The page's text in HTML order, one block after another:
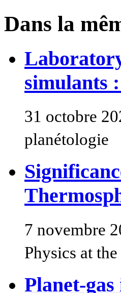
Dans la
simulants
31 octobre
planétologie
7 novembre
Physics at
Planet-